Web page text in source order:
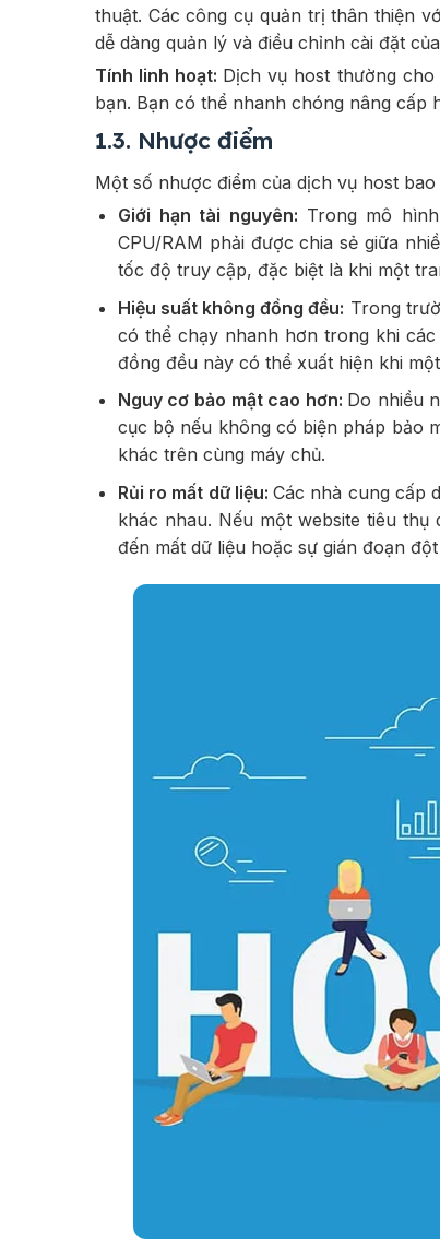
thuật. Các công cụ quản trị thân thiện
dễ dàng quản lý và điều chỉnh cài đặt
Tính linh hoạt: Dịch vụ host thường
bạn. Bạn có thể nhanh chóng nâng cấp
1.3. Nhược điểm
Một số nhược điểm của dịch vụ host bao
Giới hạn tài nguyên: Trong mô
CPU/RAM phải được chia sẻ giữa
tốc độ truy cập, đặc biệt là khi một
Hiệu suất không đồng đều: Trong
có thể chạy nhanh hơn trong khi
đồng đều này có thể xuất hiện khi
Nguy cơ bảo mật cao hơn: Do nhiều
cục bộ nếu không có biện pháp bảo
khác trên cùng máy chủ.
Rủi ro mất dữ liệu:Các nhà cung cấp
khác nhau. Nếu một website tiêu
đến mất dữ liệu hoặc sự gián đoạn